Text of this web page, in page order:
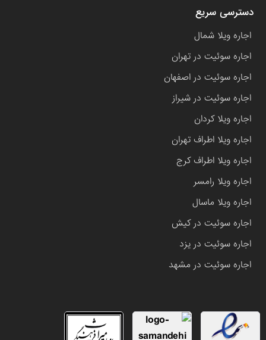
دسترسی سریع
اجاره ویلا شمال
اجاره سوئیت در تهران
اجاره سوئیت در اصفهان
اجاره سوئیت در شیراز
اجاره ویلا کردان
اجاره ویلا اطراف تهران
اجاره ویلا اطراف کرج
اجاره ویلا رامسر
اجاره ویلا ماسال
اجاره سوئیت در کیش
اجاره سوئیت در یزد
اجاره سوئیت در مشهد